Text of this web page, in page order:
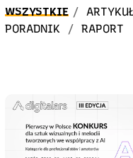
WSZYSTKIE /
PORADNIK
/ RAPORT